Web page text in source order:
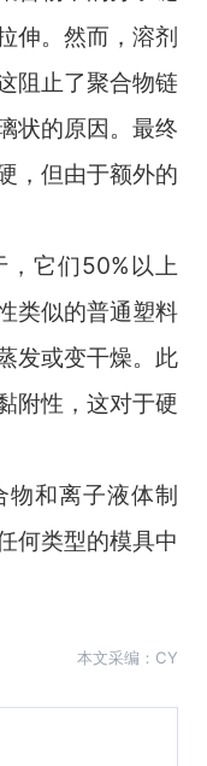
伸。然而，溶剂
阻止了聚合物链
状的原因。最终
，但由于额外的
，它们50%以上
类似的普通塑料
发或变干燥。此
附性，这对于硬
物和离子液体制
何类型的模具中
本文采编：CY